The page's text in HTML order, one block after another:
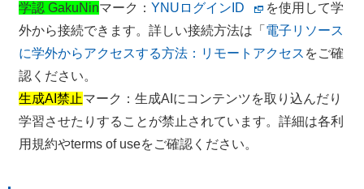
学認 GakuNinマーク： YNUログインID
を使用して学
外から接続できます。詳しい接続方法は「 電子リソース
に学外からアクセスする方法：リモートアクセス をご確
認ください。
生成AI禁止マーク：生成AIにコンテンツを取り込んだり
学習させたりすることが禁止されています。詳細は各利
用規約やterms of useをご確認ください。